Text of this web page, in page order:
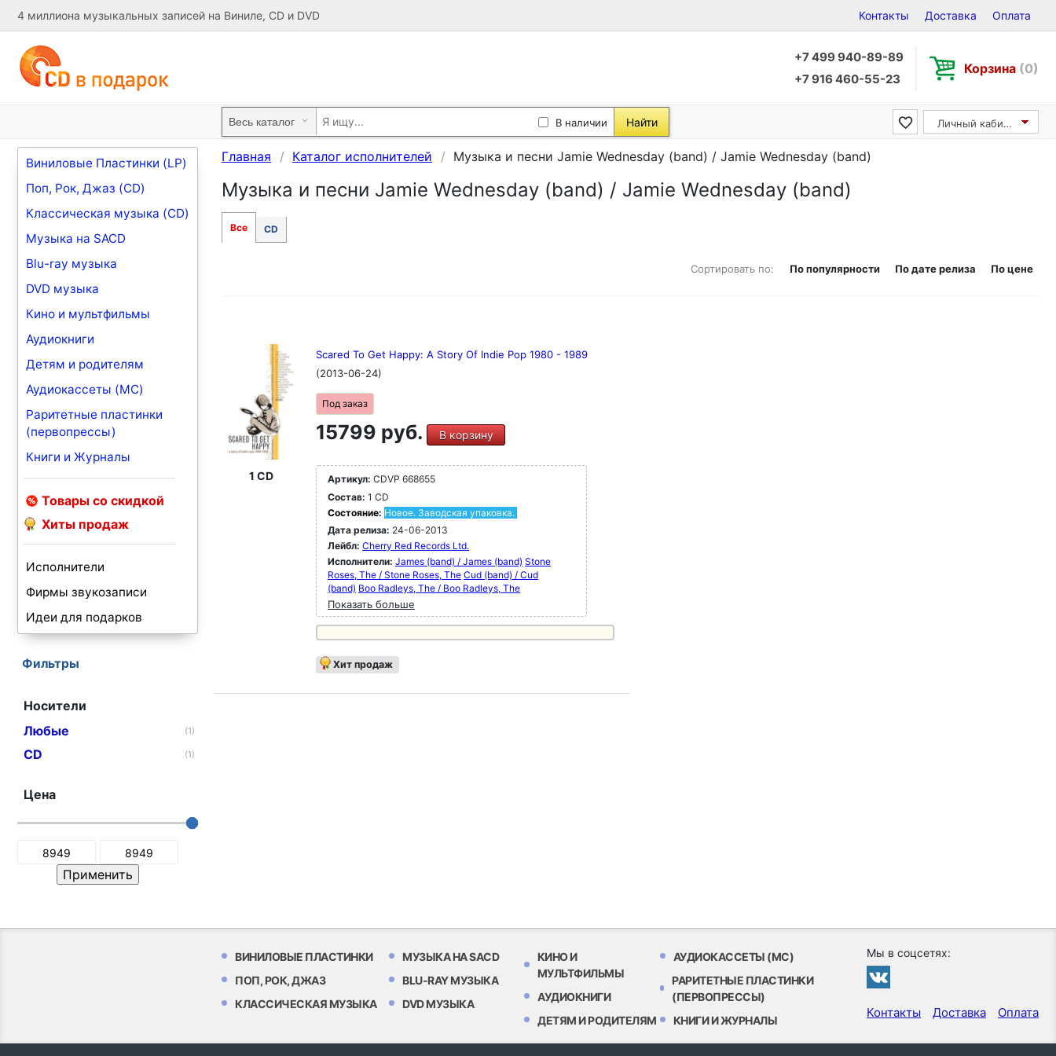
4 миллиона музыкальных записей на Виниле, CD и DVD Контакты Доставка Оплата
+7 499 940-89-89
+7 916 460-55-23
Корзина (0)
В наличии Найти Личный кабинет
Виниловые Пластинки (LP)
Поп, Рок, Джаз (CD)
Классическая музыка (CD)
Музыка на SACD
Blu-ray музыка
DVD музыка
Кино и мультфильмы
Аудиокниги
Детям и родителям
Аудиокассеты (MC)
Раритетные пластинки
(первопрессы)
Книги и Журналы
Товары со скидкой
Хиты продаж
Исполнители
Фирмы звукозаписи
Идеи для подарков
Фильтры
Носители
Любые
(1)
CD (1)
Цена
Главная Каталог исполнителей Музыка и песни Jamie Wednesday (band) / Jamie Wednesday (band)
Музыка и песни Jamie Wednesday (band) / Jamie Wednesday (band)
Все CD
Сортировать по: По популярности По дате релиза По цене
1 CD
Scared To Get Happy: A Story Of Indie Pop 1980 - 1989
(2013-06-24)
Под заказ
15799 руб. В корзину
Артикул: CDVP 668655
Состав: 1 CD
Состояние: Новое. Заводская упаковка.
Дата релиза: 24-06-2013
Лейбл: Cherry Red Records Ltd.
Исполнители: James (band) / James (band) Stone
Roses, The / Stone Roses, The Cud (band) / Cud
(band) Boo Radleys, The / Boo Radleys, The
Показать больше
Хит продаж
ВИНИЛОВЫЕ ПЛАСТИНКИ
ПОП, РОК, ДЖАЗ
КЛАССИЧЕСКАЯ МУЗЫКА
МУЗЫКА НА SACD
BLU-RAY МУЗЫКА
DVD МУЗЫКА
КИНО И
МУЛЬТФИЛЬМЫ
АУДИОКНИГИ
ДЕТЯМ И РОДИТЕЛЯМ
АУДИОКАССЕТЫ (MC)
РАРИТЕТНЫЕ ПЛАСТИНКИ
(ПЕРВОПРЕССЫ)
КНИГИ И ЖУРНАЛЫ
Мы в соцсетях:
Контакты Доставка Оплата